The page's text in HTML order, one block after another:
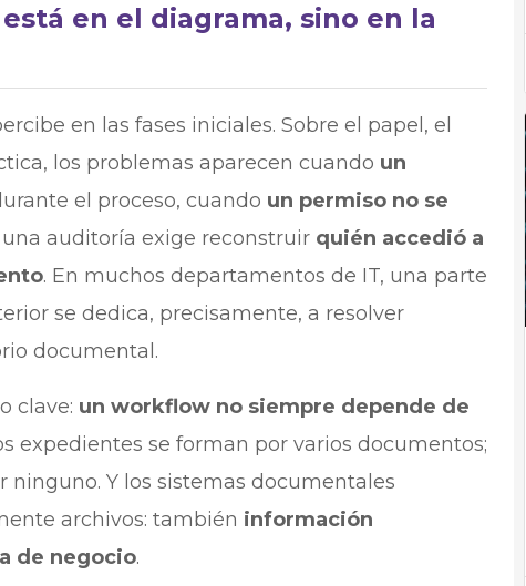
en el diagrama, sino en la
en las fases iniciales. Sobre el papel, el
los problemas aparecen cuando un
el proceso, cuando un permiso no se
auditoría exige reconstruir quién accedió a
. En muchos departamentos de IT, una parte
se dedica, precisamente, a resolver
documental.
clave: un workflow no siempre depende de
expedientes se forman por varios documentos;
ninguno. Y los sistemas documentales
archivos: también información
de negocio.